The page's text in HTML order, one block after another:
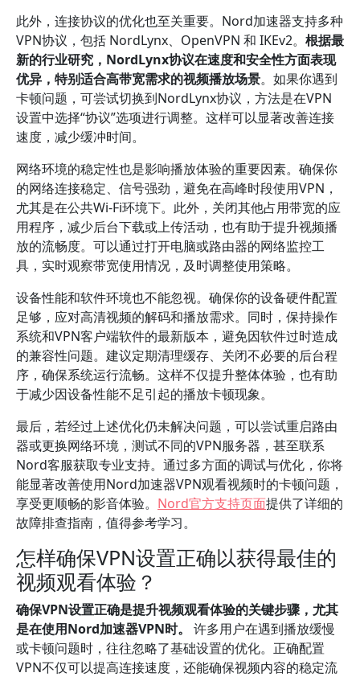
此外，连接协议的优化也至关重要。Nord加速器支持多种
VPN协议，包括 NordLynx、OpenVPN 和 IKEv2。 根据最
新的行业研究，NordLynx协议在速度和安全性方面表现
优异，特别适合高带宽需求的视频播放场景。如果你遇到
卡顿问题，可尝试切换到NordLynx协议，方法是在VPN
设置中选择“协议”选项进行调整。这样可以显著改善连接
速度，减少缓冲时间。
网络环境的稳定性也是影响播放体验的重要因素。确保你
的网络连接稳定、信号强劲，避免在高峰时段使用VPN，
尤其是在公共Wi-Fi环境下。此外，关闭其他占用带宽的应
用程序，减少后台下载或上传活动，也有助于提升视频播
放的流畅度。可以通过打开电脑或路由器的网络监控工
具，实时观察带宽使用情况，及时调整使用策略。
设备性能和软件环境也不能忽视。确保你的设备硬件配置
足够，应对高清视频的解码和播放需求。同时，保持操作
系统和VPN客户端软件的最新版本，避免因软件过时造成
的兼容性问题。建议定期清理缓存、关闭不必要的后台程
序，确保系统运行流畅。这样不仅提升整体体验，也有助
于减少因设备性能不足引起的播放卡顿现象。
最后，若经过上述优化仍未解决问题，可以尝试重启路由
器或更换网络环境，测试不同的VPN服务器，甚至联系
Nord客服获取专业支持。通过多方面的调试与优化，你将
能显著改善使用Nord加速器VPN观看视频时的卡顿问题，
享受更顺畅的影音体验。 Nord官方支持页面提供了详细的
故障排查指南，值得参考学习。
怎样确保VPN设置正确以获得最佳的
视频观看体验？
确保VPN设置正确是提升视频观看体验的关键步骤，尤其
是在使用Nord加速器VPN时。
许多用户在遇到播放缓慢
或卡顿问题时，往往忽略了基础设置的优化。正确配置
VPN不仅可以提高连接速度，还能确保视频内容的稳定流